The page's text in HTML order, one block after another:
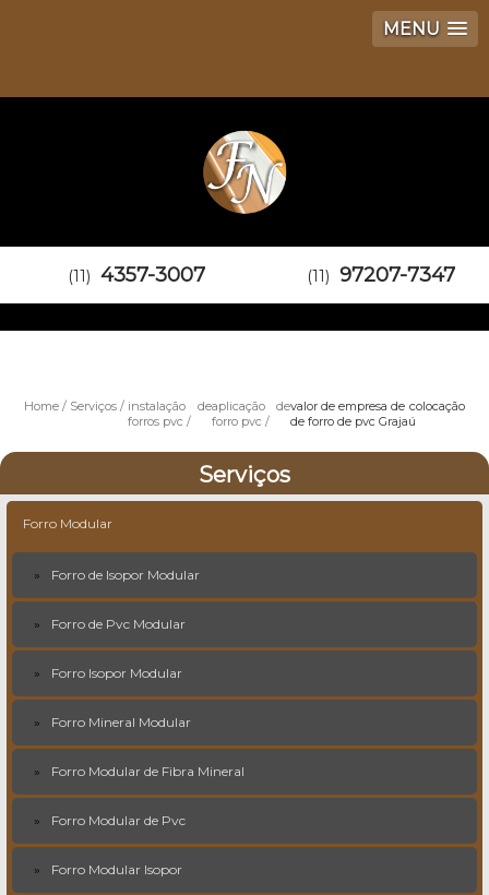
MENU
(11) 4357-3007 (11) 97207-7347
Home Serviços
instalação de
forros pvc
aplicação de
forro pvc
valor de empresa de colocação
de forro de pvc Grajaú
Serviços
Forro Modular
Forro de Isopor Modular
Forro de Pvc Modular
Forro Isopor Modular
Forro Mineral Modular
Forro Modular de Fibra Mineral
Forro Modular de Pvc
Forro Modular Isopor